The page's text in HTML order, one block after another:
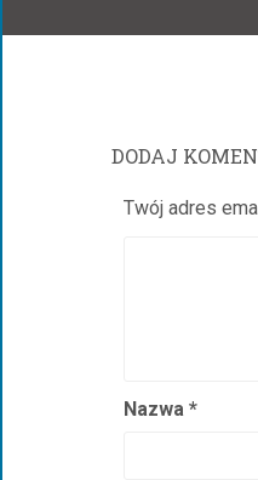
DODAJ
Twój adres
Nazwa *